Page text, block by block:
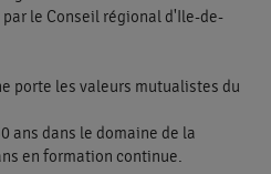
le Conseil régional d'Ile-de-
porte les valeurs mutualistes du
ans dans le domaine de la
en formation continue.